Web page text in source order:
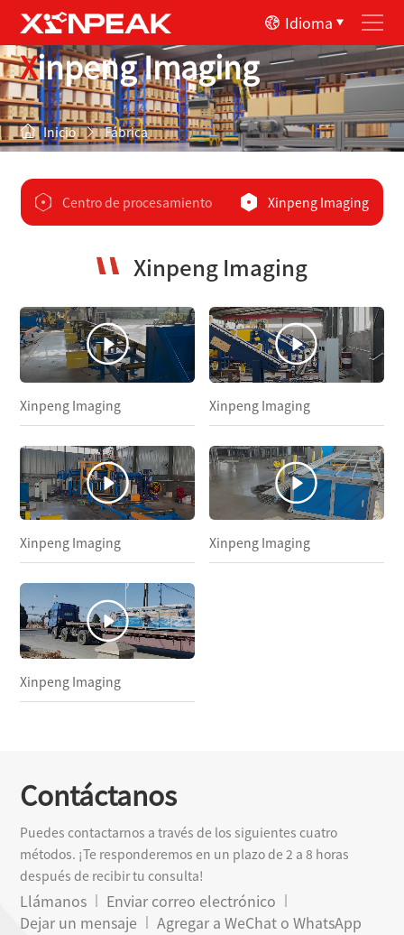
Idioma
Xinpeng Imaging
Inicio Fábrica
Centro de procesamiento Xinpeng Imaging
Xinpeng Imaging
Xinpeng Imaging Xinpeng Imaging
Xinpeng Imaging Xinpeng Imaging
Xinpeng Imaging
Contáctanos
Puedes contactarnos a través de los siguientes cuatro
métodos. ¡Te responderemos en un plazo de 2 a 8 horas
después de recibir tu consulta!
Llámanos
Enviar correo electrónico
Dejar un mensaje
Agregar a WeChat o WhatsApp